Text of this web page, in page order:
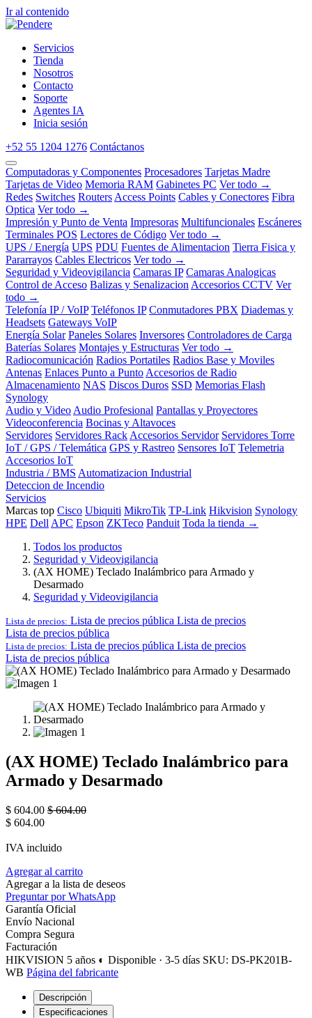
Ir al contenido
Servicios
Tienda
Nosotros
Contacto
Soporte
Agentes IA
Inicia sesión
+52 55 1204 1276 Contáctanos
Computadoras y Componentes Procesadores Tarjetas Madre
Tarjetas de Video Memoria RAM Gabinetes PC Ver todo →
Redes Switches Routers Access Points Cables y Conectores Fibra
Optica Ver todo →
Impresión y Punto de Venta Impresoras Multifuncionales Escáneres
Terminales POS Lectores de Código Ver todo →
UPS / Energía UPS PDU Fuentes de Alimentacion Tierra Fisica y
Pararrayos Cables Electricos Ver todo →
Seguridad y Videovigilancia Camaras IP Camaras Analogicas
Control de Acceso Balizas y Senalizacion Accesorios CCTV Ver
todo →
Telefonía IP / VoIP Teléfonos IP Conmutadores PBX Diademas y
Headsets Gateways VoIP
Energía Solar Paneles Solares Inversores Controladores de Carga
Baterías Solares Montajes y Estructuras Ver todo →
Radiocomunicación Radios Portatiles Radios Base y Moviles
Antenas Enlaces Punto a Punto Accesorios de Radio
Almacenamiento NAS Discos Duros SSD Memorias Flash
Synology
Audio y Video Audio Profesional Pantallas y Proyectores
Videoconferencia Bocinas y Altavoces
Servidores Servidores Rack Accesorios Servidor Servidores Torre
IoT / GPS / Telemática GPS y Rastreo Sensores IoT Telemetria
Accesorios IoT
Industria / BMS Automatizacion Industrial
Deteccion de Incendio
Servicios
Marcas top Cisco Ubiquiti MikroTik TP-Link Hikvision Synology
HPE Dell APC Epson ZKTeco Panduit Toda la tienda →
Todos los productos
Seguridad y Videovigilancia
(AX HOME) Teclado Inalámbrico para Armado y
Desarmado
Seguridad y Videovigilancia
Lista de precios: Lista de precios pública Lista de precios
Lista de precios pública
Lista de precios: Lista de precios pública Lista de precios
Lista de precios pública
(AX HOME) Teclado Inalámbrico para
Armado y Desarmado
$ 604.00 $604.00
$ 604.00
IVA incluido
Agregar al carrito
Agregar a la lista de deseos
Preguntar por WhatsApp
Garantía Oficial
Envío Nacional
Compra Segura
Facturación
HIKVISION 5 años ◐ Disponible · 3-5 días SKU: DS-PK201B-
WB Página del fabricante
Descripción
Especificaciones